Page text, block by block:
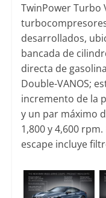
TwinPower Turbo
desarrollados,
bancada de
directa de
Double-VANOS;
incremento de la
y un par máximo
1,800 y 4,600
escape incluye